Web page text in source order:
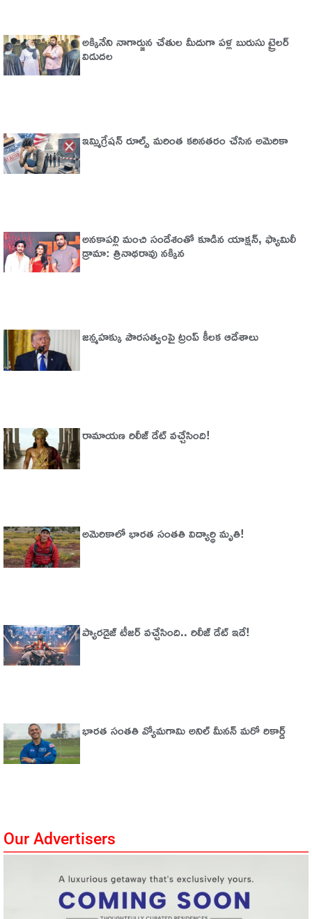
అక్కినేని నాగార్జున చేతుల మీదుగా పళ్ల బురుసు ట్రైలర్‌
విడుదల
ఇమ్మిగ్రేషన్‌ రూల్స్‌ మరింత కఠినతరం చేసిన అమెరికా
అనకాపల్లి మంచి సందేశంతో కూడిన యాక్షన్, ఫ్యామిలీ
డ్రామా: త్రినాథరావు నక్కిన
జన్మహక్కు పౌరసత్వంపై ట్రంప్ కీలక ఆదేశాలు
రామాయణ రిలీజ్ డేట్ వచ్చేసింది!
అమెరికాలో భార‌త సంత‌తి విద్యార్థి మృతి!
ప్యారడైజ్‌ టీజర్‌ వచ్చేసింది.. రిలీజ్‌ డేట్‌ ఇదే!
భారత సంతతి వ్యోమగామి అనిల్‌ మీనన్‌ మరో రికార్డ్‌
Our Advertisers